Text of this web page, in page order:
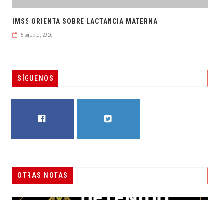
IMSS ORIENTA SOBRE LACTANCIA MATERNA
5 agosto, 2026
SÍGUENOS
OTRAS NOTASÁLVAREZ MAYNES PROMUEVE DENUNCIA POPULAR